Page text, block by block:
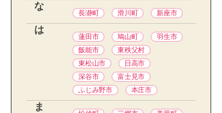
な
長瀞町 滑川町 新座市
は
蓮田市 鳩山町
羽生市
飯能市
東秩父村
東松山市
日高市
深谷市
富士見市
ふじみ野市
本庄市
ま